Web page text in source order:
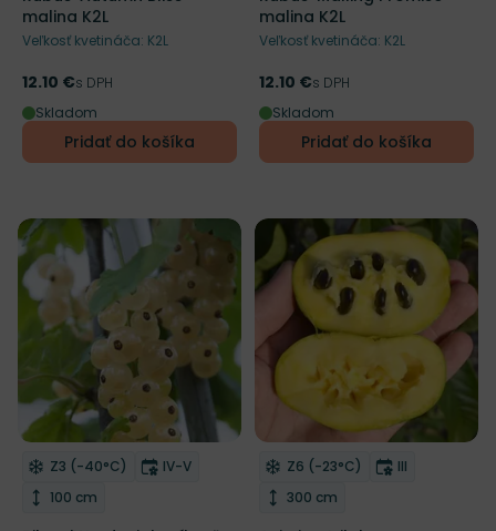
malina K2L
Veľkosť kvetináča: K2L
Cena
12.10 €s DPH
Skladom
Pridať do košíka
malina K2L
Veľkosť kvetináča: K2L
Cena
12.10 €s DPH
Skladom
Pridať do košíka
Odober do zoznamu želaní
Mrazuvzdornosť
Z3 (-40°C) Doba kvitnutia
IV-V
Výška rastliny
100 cm
Odober do zoznamu želaní
Mrazuvzdornosť
Z6 (-23°C) Doba
III
Výška rastliny
300 cm